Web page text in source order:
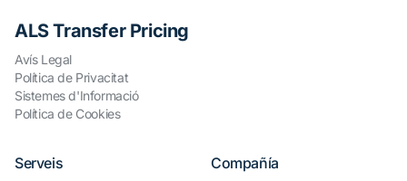
ALS Transfer Pricing
Avís Legal
Política de Privacitat
Sistemes d'Informació
Política de Cookies
Serveis Compañía